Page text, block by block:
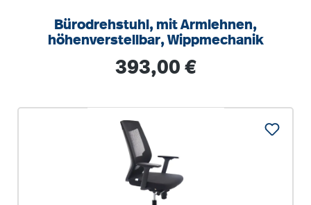
Bürodrehstuhl, mit Armlehnen,
höhenverstellbar, Wippmechanik
Regulärer Preis:
393,00 €